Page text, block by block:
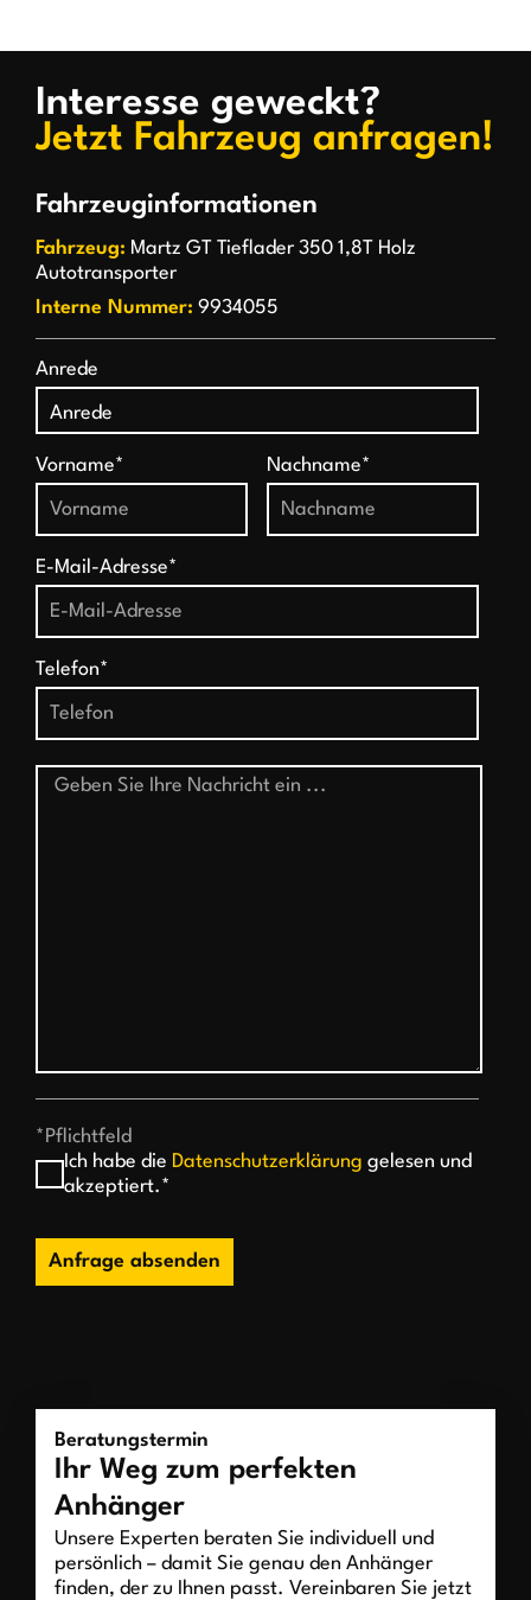
Interesse geweckt?
Jetzt Fahrzeug anfragen!
Fahrzeuginformationen
Fahrzeug: Martz GT Tieflader 350 1,8T Holz
Autotransporter
Interne Nummer: 9934055
Anrede
Vorname* Nachname*
E-Mail-Adresse*
Telefon*
*Pflichtfeld
Ich habe die Datenschutzerklärung gelesen und
akzeptiert.*
Anfrage absenden
Beratungstermin
Ihr Weg zum perfekten
Anhänger
Unsere Experten beraten Sie individuell und
persönlich – damit Sie genau den Anhänger
finden, der zu Ihnen passt. Vereinbaren Sie jetzt